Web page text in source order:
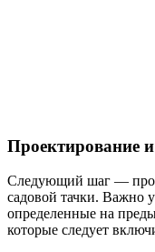
Проектирование
Следующий шаг —
садовой тачки. Важно
определенные на
которые следует